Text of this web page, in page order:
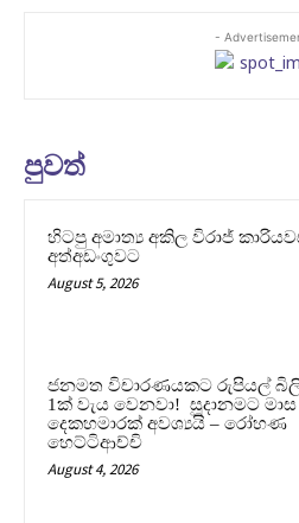
-
පුවත්
හිටපු අමාත්‍ය අකිල විරාජ්
අත්අඩංගුවට
August 5, 2026
ජනමත විචාරණයකට රුපියල්
1ක් වැය වෙනවා! සූදානමට මාස
දෙකහමාරක් අවශ්‍යයි – රෝහණ
හෙට්ටිආච්චි
August 4, 2026